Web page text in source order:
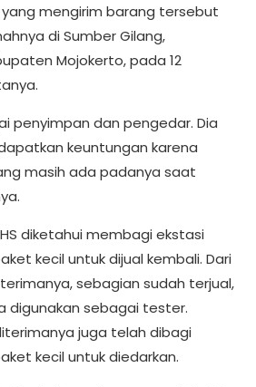
yang mengirim barang tersebut
di Sumber Gilang,
Mojokerto, pada 12
penyimpan dan pengedar. Dia
keuntungan karena
masih ada padanya saat
diketahui membagi ekstasi
kecil untuk dijual kembali. Dari
sebagian sudah terjual,
digunakan sebagai tester.
juga telah dibagi
kecil untuk diedarkan.